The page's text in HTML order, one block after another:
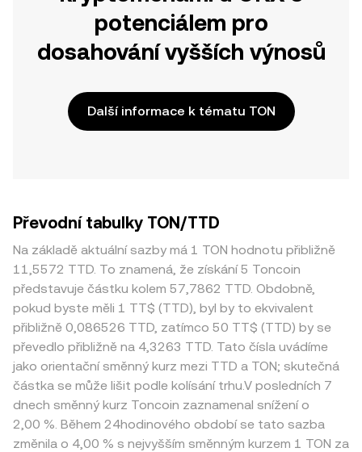
potenciálem pro
dosahování vyšších výnosů
Další informace k tématu TON
Převodní tabulky TON/TTD
Na základě aktuální sazby má 1 TON hodnotu přibližně
11,5572 TTD. To znamená, že získání 5 Toncoin
představuje částku kolem 57,7862 TTD. Obdobně,
pokud byste měli 1 TT$ (TTD), byl by to ekvivalent
přibližně 0,086526 TTD, zatímco 50 TT$ (TTD) by se
převedlo přibližně na 4,3263 TTD. Tato čísla uvádíme
jako orientační směnný kurz mezi TTD a TON; skutečná
částka se může lišit podle kolísání trhu.V posledních 7
dnech směnný kurz Toncoin zaznamenal snížení o
2,00 %. Během 24hodinového období se tato sazba
změnila o 4,00 % s nejvyšším směnným kurzem 1 TON za